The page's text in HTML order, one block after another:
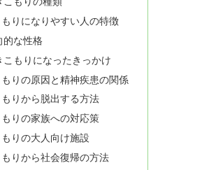
りになりやすい人の特徴
的な性格
こもりになったきっかけ
りの原因と精神疾患の関係
りから脱出する方法
りの家族への対応策
りの大人向け施設
りから社会復帰の方法